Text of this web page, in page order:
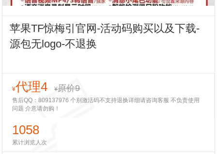
苹果TF惊梅引官网-活动码购买以及下载-
源包无logo-不退换
¥代理4 ¥原价9
售后QQ：809137976 个别激活码不支持退换详细请咨询客服 不负责使用
问题 介意请勿购！
1058
累计浏览人次